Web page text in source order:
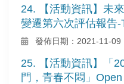
24. 【活動資訊】未
變遷第六次評估報告
發佈日期：2021-11-09
25. 【活動資訊】「
門，青春不悶」